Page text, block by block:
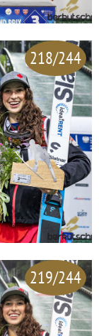
218/244
219/244